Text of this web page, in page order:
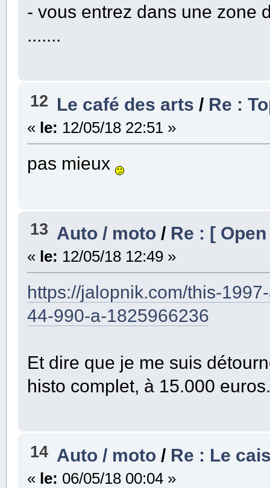
- vous entrez dans une zone
.......
12 Le café des arts / Re :
« le: 12/05/18 22:51 »
pas mieux
13 Auto / moto / Re : [
« le: 12/05/18 12:49 »
https://jalopnik.com/this-
44-990-a-1825966236
Et dire que je me suis
histo complet, à 15.000
14 Auto / moto/ Re : Le
« le: 06/05/18 00:04 »